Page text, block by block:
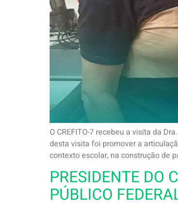
O CREFITO-7 recebeu a visita da
desta visita foi promover a
contexto escolar, na construção de
PRESIDENTE DO
PÚBLICO